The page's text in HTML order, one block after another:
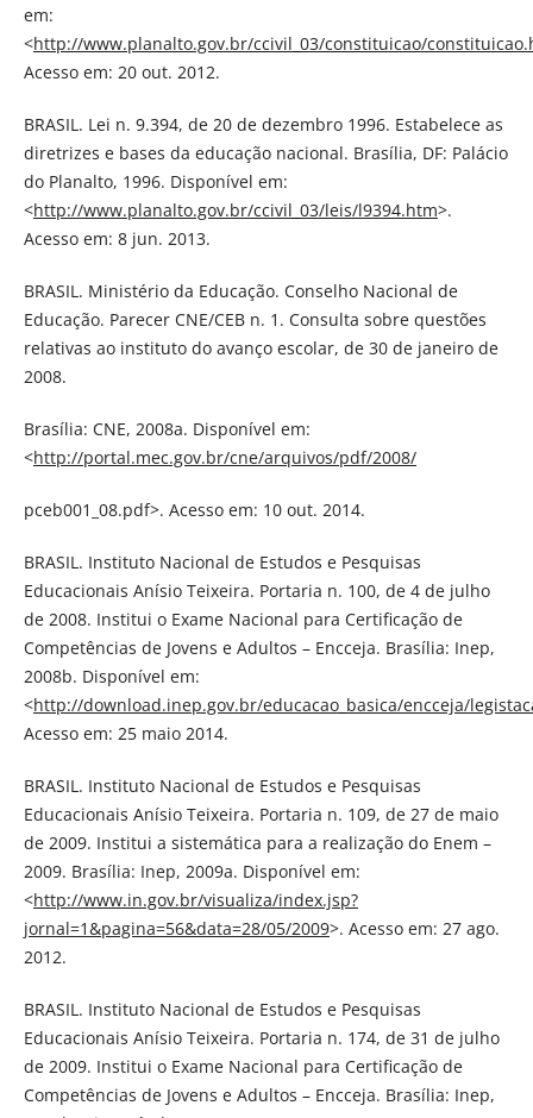
em:
<http://www.planalto.gov.br/ccivil_03/constituicao/
Acesso em: 20 out. 2012.
BRASIL. Lei n. 9.394, de 20 de dezembro 1996. Estabelece as
diretrizes e bases da educação nacional. Brasília, DF: Palácio
do Planalto, 1996. Disponível em:
<http://www.planalto.gov.br/ccivil_03/leis/l9394.htm>.
Acesso em: 8 jun. 2013.
BRASIL. Ministério da Educação. Conselho Nacional de
Educação. Parecer CNE/CEB n. 1. Consulta sobre questões
relativas ao instituto do avanço escolar, de 30 de janeiro de
2008.
Brasília: CNE, 2008a. Disponível em:
<http://portal.mec.gov.br/cne/arquivos/pdf/2008/
pceb001_08.pdf>. Acesso em: 10 out. 2014.
BRASIL. Instituto Nacional de Estudos e Pesquisas
Educacionais Anísio Teixeira. Portaria n. 100, de 4 de julho
de 2008. Institui o Exame Nacional para Certificação de
Competências de Jovens e Adultos – Encceja. Brasília: Inep,
2008b. Disponível em:
<http://download.inep.gov.br/educacao_basica/encceja/
Acesso em: 25 maio 2014.
BRASIL. Instituto Nacional de Estudos e Pesquisas
Educacionais Anísio Teixeira. Portaria n. 109, de 27 de maio
de 2009. Institui a sistemática para a realização do Enem –
2009. Brasília: Inep, 2009a. Disponível em:
<http://www.in.gov.br/visualiza/index.jsp?
jornal=1&pagina=56&data=28/05/2009>. Acesso em: 27 ago.
2012.
BRASIL. Instituto Nacional de Estudos e Pesquisas
Educacionais Anísio Teixeira. Portaria n. 174, de 31 de julho
de 2009. Institui o Exame Nacional para Certificação de
Competências de Jovens e Adultos – Encceja. Brasília: Inep,